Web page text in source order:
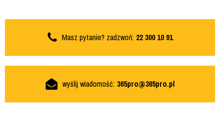
Masz pytanie? zadzwoń: 22 300 10 91
wyślij wiadomość: 365pro@365pro.pl